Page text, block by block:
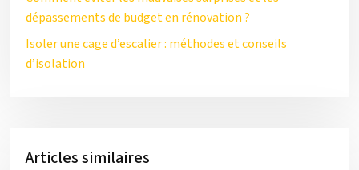
dépassements de budget en rénovation ?
Isoler une cage d’escalier : méthodes et conseils
d’isolation
Articles similaires